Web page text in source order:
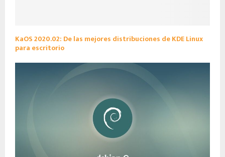
KaOS 2020.02: De las mejores distribuciones de KDE Linux
para escritorio